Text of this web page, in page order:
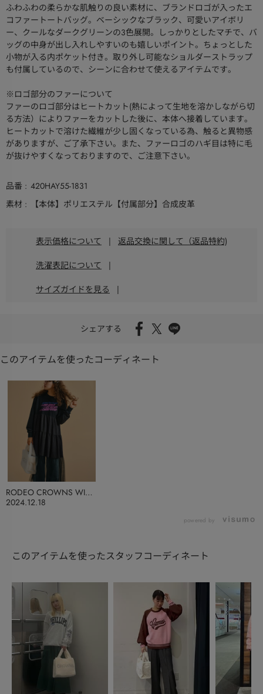
ふわふわの柔らかな肌触りの良い素材に、ブランドロゴが入ったエ
コファートートバッグ。ベーシックなブラック、可愛いアイボリ
ー、クールなダークグリーンの3色展開。しっかりとしたマチで、バ
ッグの中身が出し入れしやすいのも嬉しいポイント。ちょっとした
小物が入る内ポケット付き。取り外し可能なショルダーストラップ
も付属しているので、シーンに合わせて使えるアイテムです。
※ロゴ部分のファーについて
ファーのロゴ部分はヒートカット(熱によって生地を溶かしながら切
る方法）によりファーをカットした後に、本体へ接着しています。
ヒートカットで溶けた繊維が少し固くなっている為、触ると異物感
がありますが、ご了承下さい。また、ファーロゴのハギ目は特に毛
が抜けやすくなっておりますので、ご注意下さい。
品番
420HAY55-1831
素材
【本体】ポリエステル【付属部分】合成皮革
表示価格について | 返品交換に関して（返品特約)
洗濯表記について |
サイズガイドを見る |
シェアする
このアイテムを使ったコーディネート
2024.12.18
RODEO CROWNS WIDE
BOWL
powered by
このアイテムを使ったスタッフコーディネート